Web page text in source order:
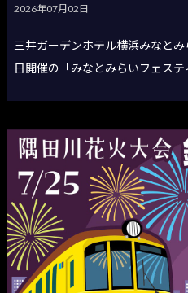
2026年07月02日
三井ガーデンホテル横浜みなと
日開催の「みなとみらいフェステ